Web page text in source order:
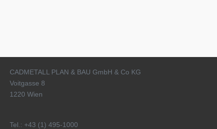
CADMETALL PLAN & BAU GmbH & Co KG
Voitgasse 8
1220 Wien
Tel.: +43 (1) 495-1000